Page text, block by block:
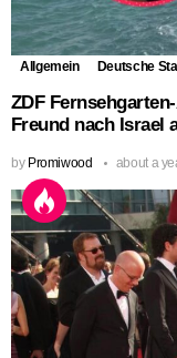
Allgemein Deutsche
ZDF
Freund nach Israel
by Promiwood about a